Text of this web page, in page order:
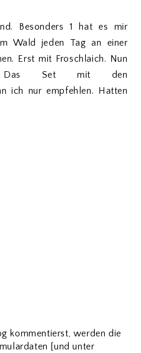
Besonders 1 hat es mir
Wald jeden Tag an einer
Erst mit Froschlaich. Nun
Das Set mit den
ich nur empfehlen. Hatten
kommentierst, werden die
[und unter